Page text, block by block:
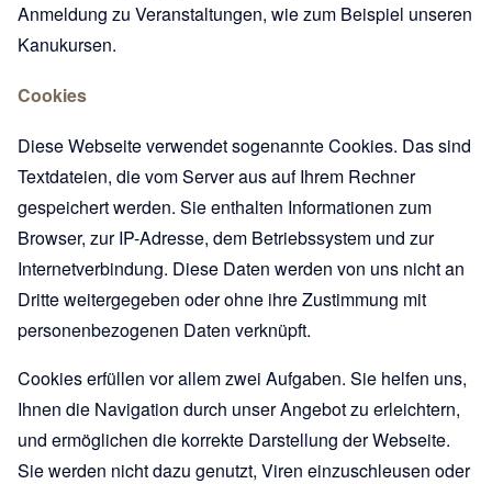
Anmeldung zu Veranstaltungen, wie zum Beispiel unseren
Kanukursen.
Cookies
Diese Webseite verwendet sogenannte Cookies. Das sind
Textdateien, die vom Server aus auf Ihrem Rechner
gespeichert werden. Sie enthalten Informationen zum
Browser, zur IP-Adresse, dem Betriebssystem und zur
Internetverbindung. Diese Daten werden von uns nicht an
Dritte weitergegeben oder ohne ihre Zustimmung mit
personenbezogenen Daten verknüpft.
Cookies erfüllen vor allem zwei Aufgaben. Sie helfen uns,
Ihnen die Navigation durch unser Angebot zu erleichtern,
und ermöglichen die korrekte Darstellung der Webseite.
Sie werden nicht dazu genutzt, Viren einzuschleusen oder